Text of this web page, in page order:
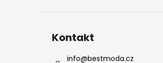
Kontakt
info@bestmoda.cz